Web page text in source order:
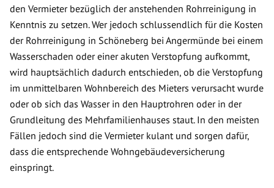
den Vermieter bezüglich der anstehenden Rohrreinigung in
Kenntnis zu setzen. Wer jedoch schlussendlich für die Kosten
der Rohrreinigung in Schöneberg bei Angermünde bei einem
Wasserschaden oder einer akuten Verstopfung aufkommt,
wird hauptsächlich dadurch entschieden, ob die Verstopfung
im unmittelbaren Wohnbereich des Mieters verursacht wurde
oder ob sich das Wasser in den Hauptrohren oder in der
Grundleitung des Mehrfamilienhauses staut. In den meisten
Fällen jedoch sind die Vermieter kulant und sorgen dafür,
dass die entsprechende Wohngebäudeversicherung
einspringt.